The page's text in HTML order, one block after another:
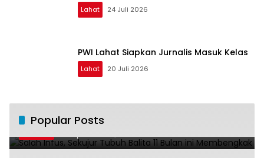
Lahat 24 Juli 2026
PWI Lahat Siapkan Jurnalis Masuk Kelas
Lahat 20 Juli 2026
Popular Posts
1
ini Membengkak